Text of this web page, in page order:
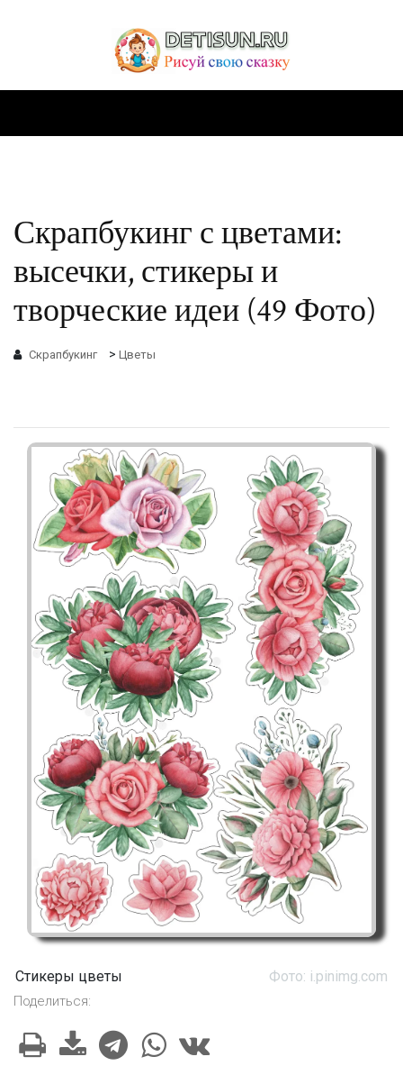
Скрапбукинг с цветами:
высечки, стикеры и
творческие идеи (49 Фото)
Скрапбукинг > Цветы
Стикеры цветы Фото: i.pinimg.com
Поделиться: